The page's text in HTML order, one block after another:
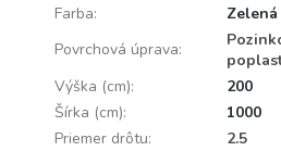
Farba:
Zelená
Povrchová úprava:
Výška (cm):
200
Šírka (cm):
1000
Priemer drôtu:
2.5